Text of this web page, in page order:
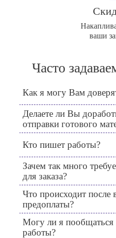
ваши
Часто
Как я могу Вам
Делаете ли Вы
отправки готового
Кто пишет работы?
Зачем так много
для заказа?
Что происходит после
предоплаты?
Могу ли я пообщаться
работы?